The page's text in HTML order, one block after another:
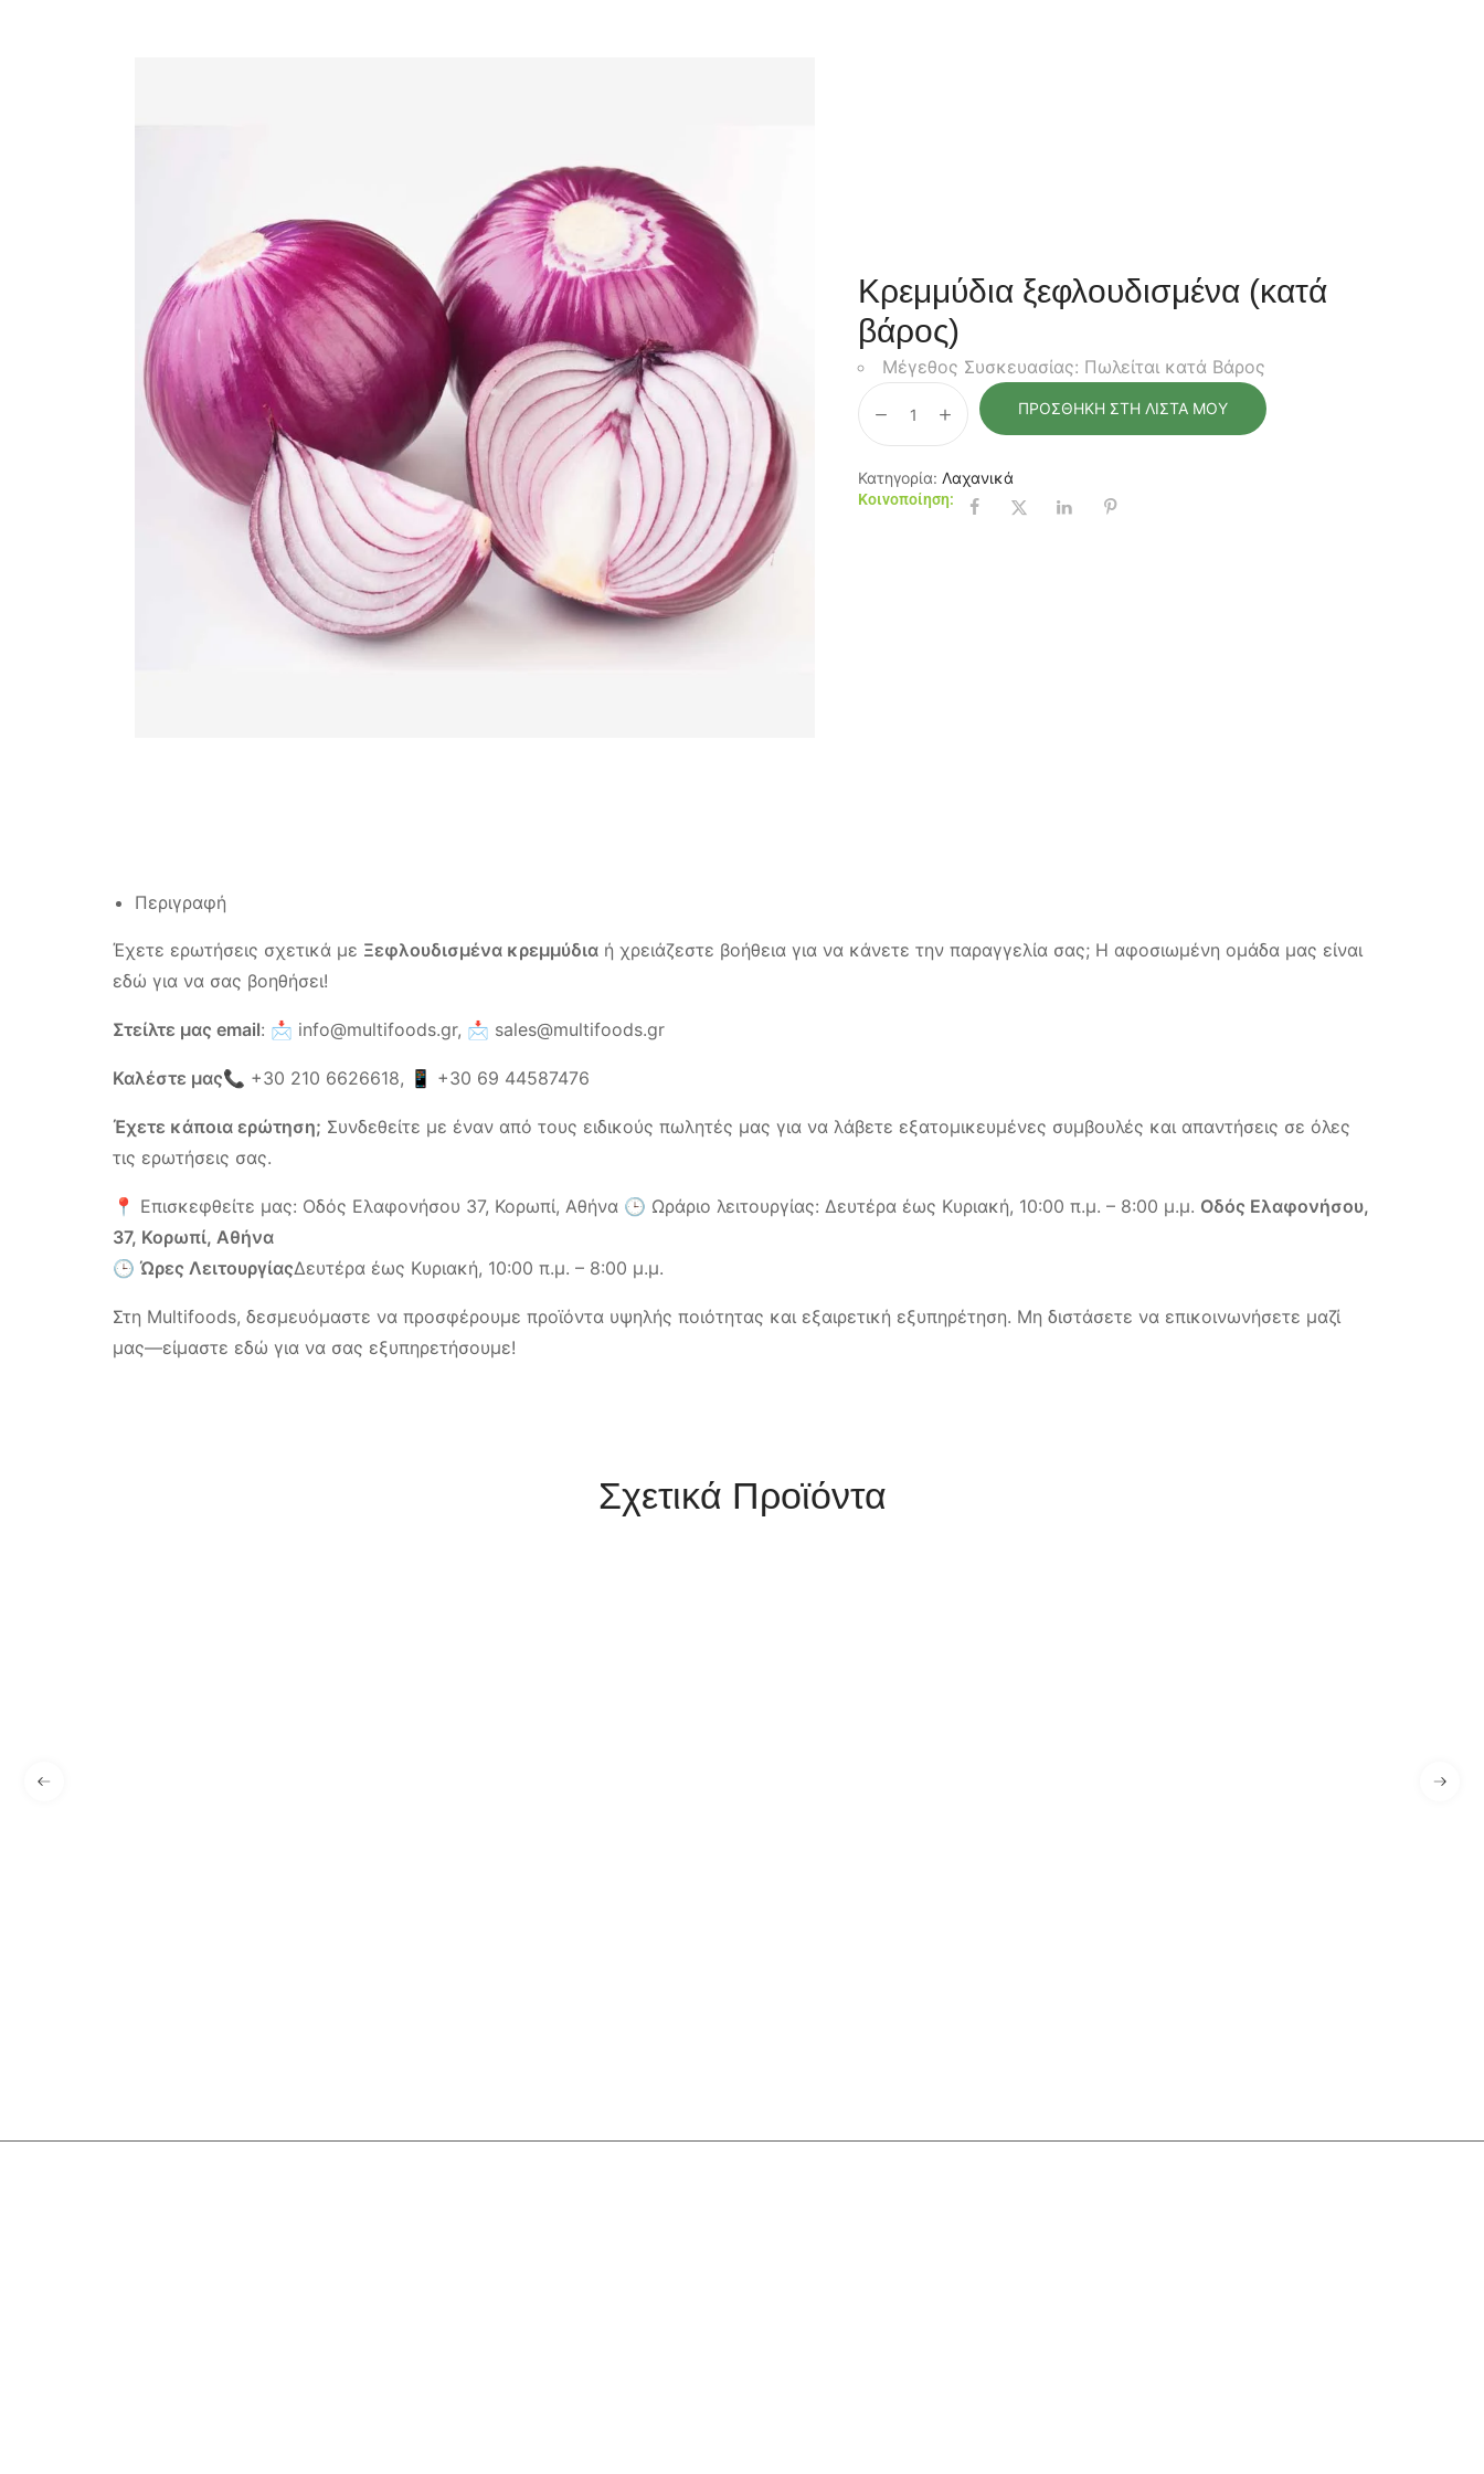
Κρεμμύδια ξεφλουδισμένα (κατά
βάρος)
Μέγεθος Συσκευασίας: Πωλείται κατά Βάρος
ΠΡΟΣΘΉΚΗ ΣΤΗ ΛΊΣΤΑ ΜΟΥ
Κατηγορία: Λαχανικά
Κοινοποίηση:
Περιγραφή
Έχετε ερωτήσεις σχετικά με Ξεφλουδισμένα κρεμμύδια ή χρειάζεστε βοήθεια για να κάνετε την παραγγελία σας; Η αφοσιωμένη ομάδα μας είναι
εδώ για να σας βοηθήσει!
Στείλτε μας email: 📩 info@multifoods.gr, 📩 sales@multifoods.gr
Καλέστε μας📞 +30 210 6626618, 📱 +30 69 44587476
Έχετε κάποια ερώτηση; Συνδεθείτε με έναν από τους ειδικούς πωλητές μας για να λάβετε εξατομικευμένες συμβουλές και απαντήσεις σε όλες
τις ερωτήσεις σας.
📍 Επισκεφθείτε μας: Οδός Ελαφονήσου 37, Κορωπί, Αθήνα 🕒 Ωράριο λειτουργίας: Δευτέρα έως Κυριακή, 10:00 π.μ. – 8:00 μ.μ. Οδός Ελαφονήσου,
37, Κορωπί, Αθήνα
🕒 Ώρες ΛειτουργίαςΔευτέρα έως Κυριακή, 10:00 π.μ. – 8:00 μ.μ.
Στη Multifoods, δεσμευόμαστε να προσφέρουμε προϊόντα υψηλής ποιότητας και εξαιρετική εξυπηρέτηση. Μη διστάσετε να επικοινωνήσετε μαζί
μας—είμαστε εδώ για να σας εξυπηρετήσουμε!
Σχετικά Προϊόντα